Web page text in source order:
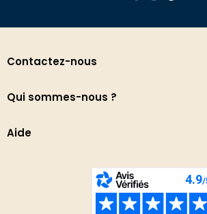
Contactez-nous
Qui sommes-nous ?
Aide